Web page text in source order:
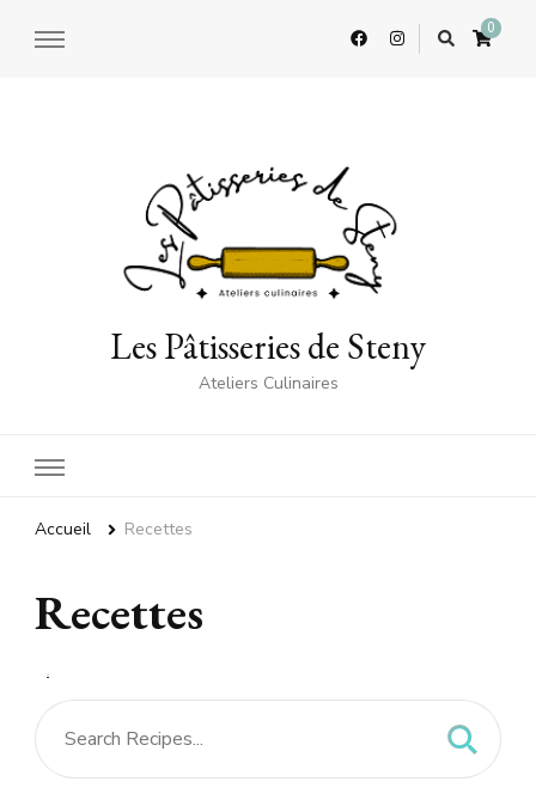
0
Les Pâtisseries de Steny
Ateliers Culinaires
Accueil Recettes
Recettes